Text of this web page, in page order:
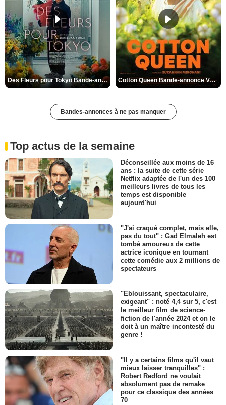
Des Fleurs pour Tokyo Bande-annonce VO STFR Cotton Queen Bande-annonce VO STFR
Bandes-annonces à ne pas manquer
Top actus de la semaine
Déconseillée aux moins de 16
ans : la suite de cette série
Netflix adaptée de l'un des 100
meilleurs livres de tous les
temps est disponible
aujourd'hui
"J'ai craqué complet, mais elle,
pas du tout" : Gad Elmaleh est
tombé amoureux de cette
actrice iconique en tournant
cette comédie aux 2 millions de
spectateurs
"Eblouissant, spectaculaire,
exigeant" : noté 4,4 sur 5, c'est
le meilleur film de science-
fiction de l'année 2024 et on le
doit à un maître incontesté du
genre !
"Il y a certains films qu'il vaut
mieux laisser tranquilles" :
Robert Redford ne voulait
absolument pas de remake
pour ce classique des années
70